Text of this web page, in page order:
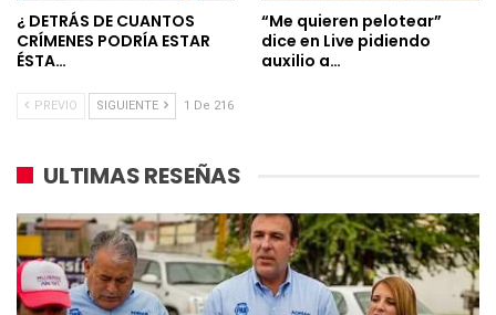
¿ DETRÁS DE CUANTOS
CRÍMENES PODRÍA ESTAR
ÉSTA…
“Me quieren pelotear”
dice en Live pidiendo
auxilio a…
PREVIO SIGUIENTE 1 De 216
ULTIMAS RESEÑAS